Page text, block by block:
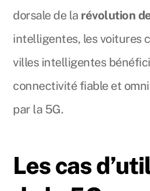
dorsale de la révolution
intelligentes, les voitures
villes intelligentes
connectivité fiable et
par la 5G.
Les cas